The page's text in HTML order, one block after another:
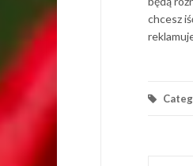
chcesz